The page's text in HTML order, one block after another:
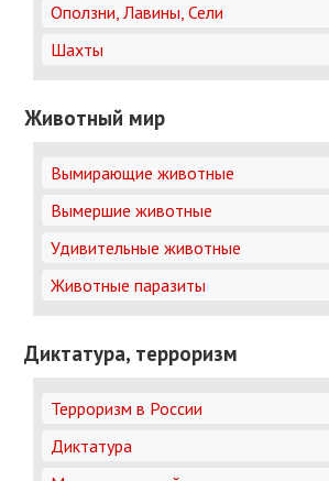
Оползни, Лавины, Сели
Шахты
Животный мир
Вымирающие животные
Вымершие животные
Удивительные животные
Животные паразиты
Диктатура, терроризм
Терроризм в России
Диктатура